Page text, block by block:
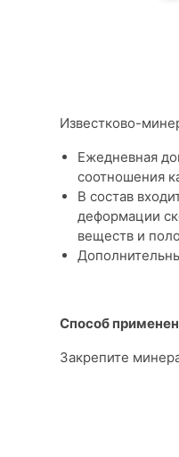
Известково-
Ежедневная
соотношения
В состав
деформации
веществ и
Способ
Закрепите